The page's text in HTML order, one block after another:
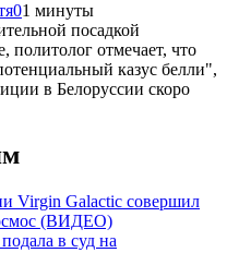
01 минуты
посадкой
политолог отмечает, что
казус белли",
в Белоруссии скоро
Virgin Galactic совершил
(ВИДЕО)
в суд на